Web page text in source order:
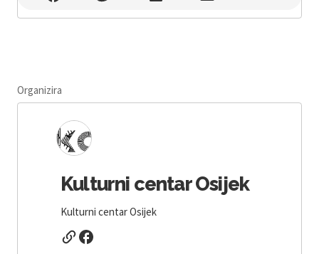
Organizira
Kulturni centar Osijek
Kulturni centar Osijek